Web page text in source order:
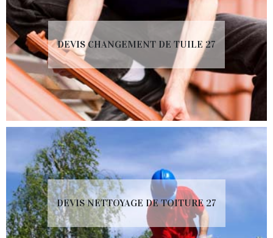
DEVIS CHANGEMENT DE TUILE 27
DEVIS NETTOYAGE DE TOITURE 27